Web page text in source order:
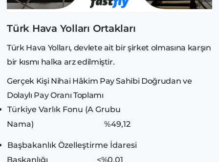
Türk Hava Yolları Ortakları
Türk Hava Yolları, devlete ait bir şirket olmasına karşın
bir kısmı halka arz edilmiştir.
Gerçek Kişi Nihai Hâkim Pay Sahibi Doğrudan ve
Dolaylı Pay Oranı Toplamı
Türkiye Varlık Fonu (A Grubu
Nama) %49,12
Başbakanlık Özelleştirme İdaresi
Başkanlığı <%0,01